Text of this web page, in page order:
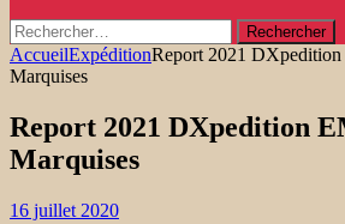
Rechercher :
AccueilExpéditionReport 2021
Marquises
Report 2021 DXpedition
Marquises
16 juillet 2020